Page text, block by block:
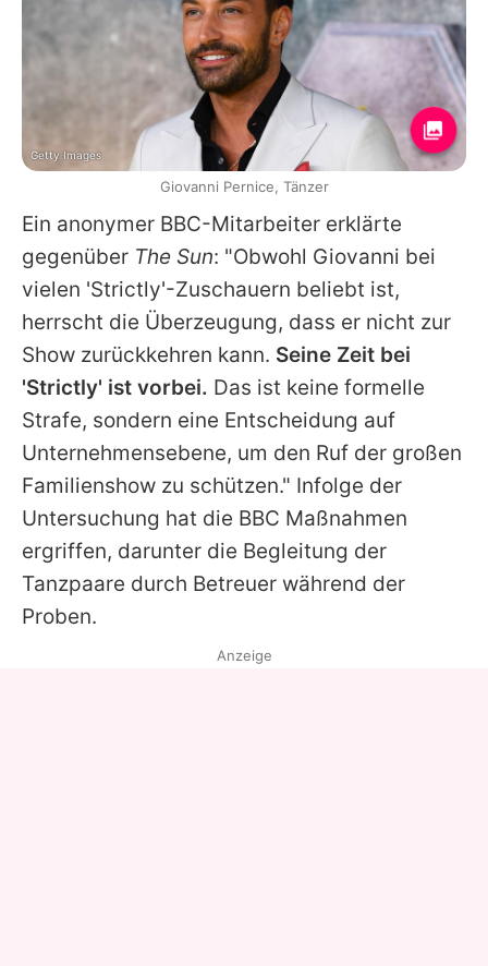
Ein anonymer BBC-Mitarbeiter erklärte
gegenüber The Sun: "Obwohl Giovanni bei
vielen 'Strictly'-Zuschauern beliebt ist,
herrscht die Überzeugung, dass er nicht zur
Show zurückkehren kann. Seine Zeit bei
'Strictly' ist vorbei. Das ist keine formelle
Strafe, sondern eine Entscheidung auf
Unternehmensebene, um den Ruf der großen
Familienshow zu schützen." Infolge der
Untersuchung hat die BBC Maßnahmen
ergriffen, darunter die Begleitung der
Tanzpaare durch Betreuer während der
Proben.
Getty Images
Giovanni Pernice, Tänzer
Anzeige